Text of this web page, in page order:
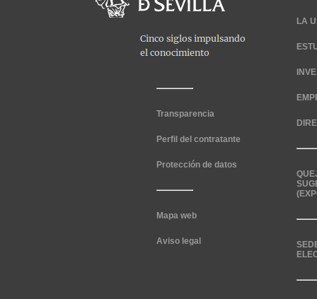
Transparencia
Perfil del contratante
Protección de datos
Mapa web
Aviso legal
LA